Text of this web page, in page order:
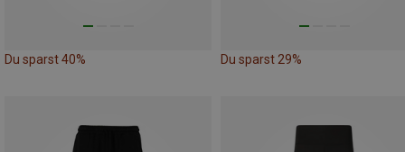
Du sparst 40% Du sparst 29%